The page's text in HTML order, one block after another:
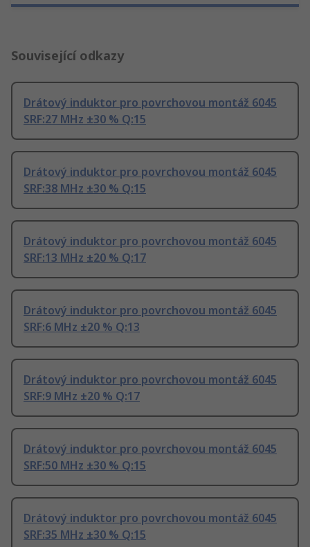
Související odkazy
Drátový induktor pro povrchovou montáž 6045
SRF:27 MHz ±30 % Q:15
Drátový induktor pro povrchovou montáž 6045
SRF:38 MHz ±30 % Q:15
Drátový induktor pro povrchovou montáž 6045
SRF:13 MHz ±20 % Q:17
Drátový induktor pro povrchovou montáž 6045
SRF:6 MHz ±20 % Q:13
Drátový induktor pro povrchovou montáž 6045
SRF:9 MHz ±20 % Q:17
Drátový induktor pro povrchovou montáž 6045
SRF:50 MHz ±30 % Q:15
Drátový induktor pro povrchovou montáž 6045
SRF:35 MHz ±30 % Q:15